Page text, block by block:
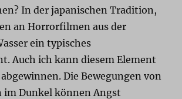
In der japanischen Tradition,
an Horrorfilmen aus der
ein typisches
Auch ich kann diesem Element
Die Bewegungen von
im Dunkel können Angst